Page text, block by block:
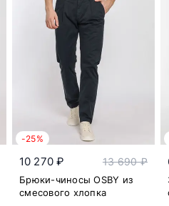
-25%
10 270 ₽ 13 690 ₽
Брюки-чиносы OSBY из
смесового хлопка